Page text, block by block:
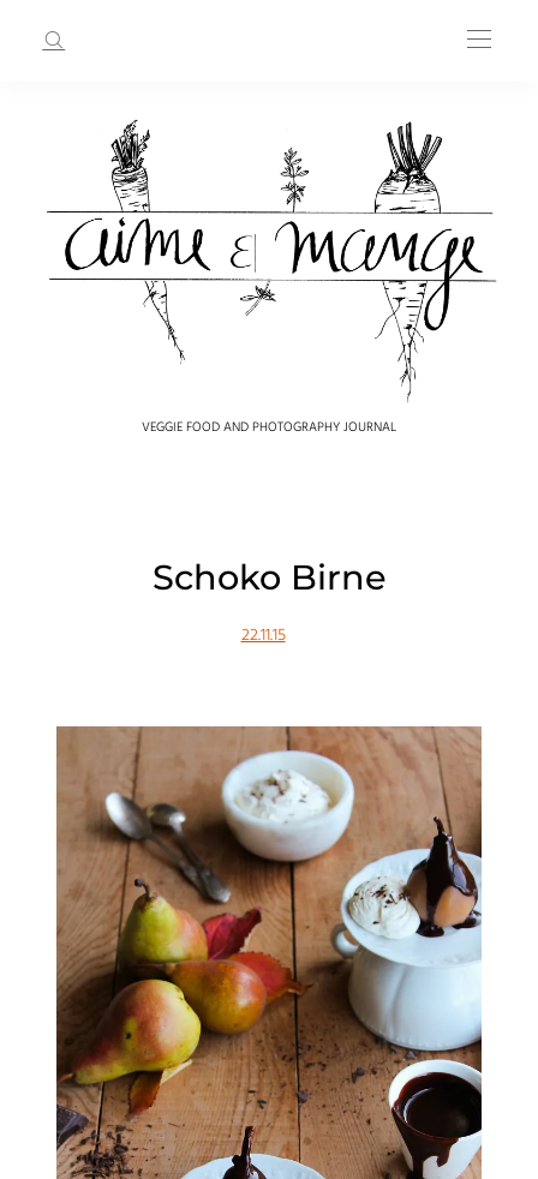
VEGGIE FOOD AND PHOTOGRAPHY JOURNAL
Schoko Birne
22.11.15